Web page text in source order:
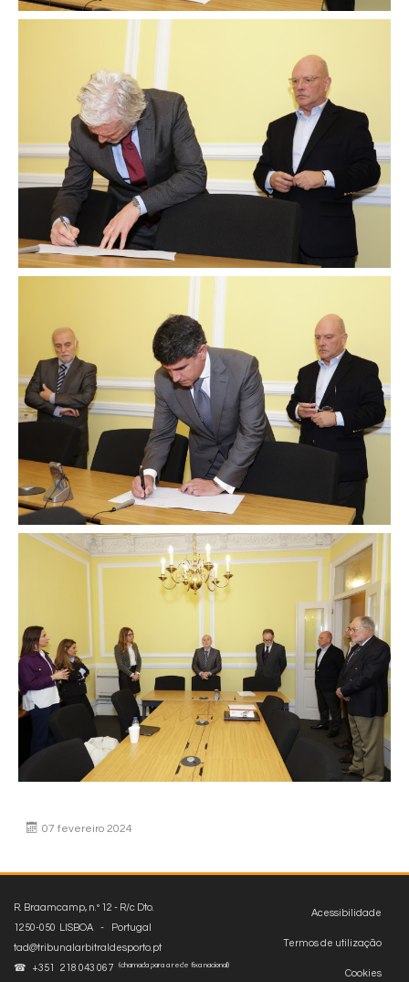
07 fevereiro 2024
Acessibilidade
Termos de utilização
Cookies
R. Braamcamp, n.º 12 - R/c Dto.
1250-050 LISBOA - Portugal
tad@tribunalarbitraldesporto.pt
☎ +351 218 043 067
(chamada para a rede fixa nacional)